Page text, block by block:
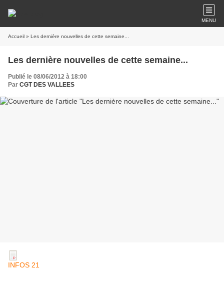
MENU
Accueil » Les dernière nouvelles de cette semaine...
Les dernière nouvelles de cette semaine...
Publié le 08/06/2012 à 18:00
Par CGT DES VALLEES
INFOS 21